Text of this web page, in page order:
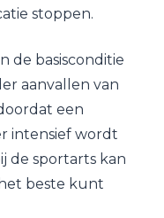
stoppen.
de basisconditie
aanvallen van
een
intensief wordt
de sportarts kan
beste kunt